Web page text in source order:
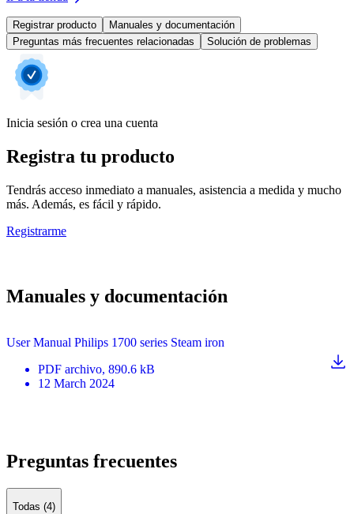
Registrar producto
Manuales y documentación
Preguntas más frecuentes relacionadas
Solución de problemas
Inicia sesión o crea una cuenta
Registra tu producto
Tendrás acceso inmediato a manuales, asistencia a medida y mucho
más. Además, es fácil y rápido.
Registrarme
Manuales y documentación
User Manual Philips 1700 series Steam iron
PDF archivo, 890.6 kB
12 March 2024
Preguntas frecuentes
Todas (4)